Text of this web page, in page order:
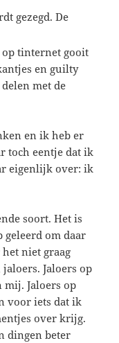
gezegd. De
tinternet gooit
en guilty
met de
en ik heb er
toch eentje dat ik
eigenlijk over: ik
soort. Het is
geleerd om daar
het niet graag
Jaloers op
mij. Jaloers op
voor iets dat ik
over krijg.
dingen beter